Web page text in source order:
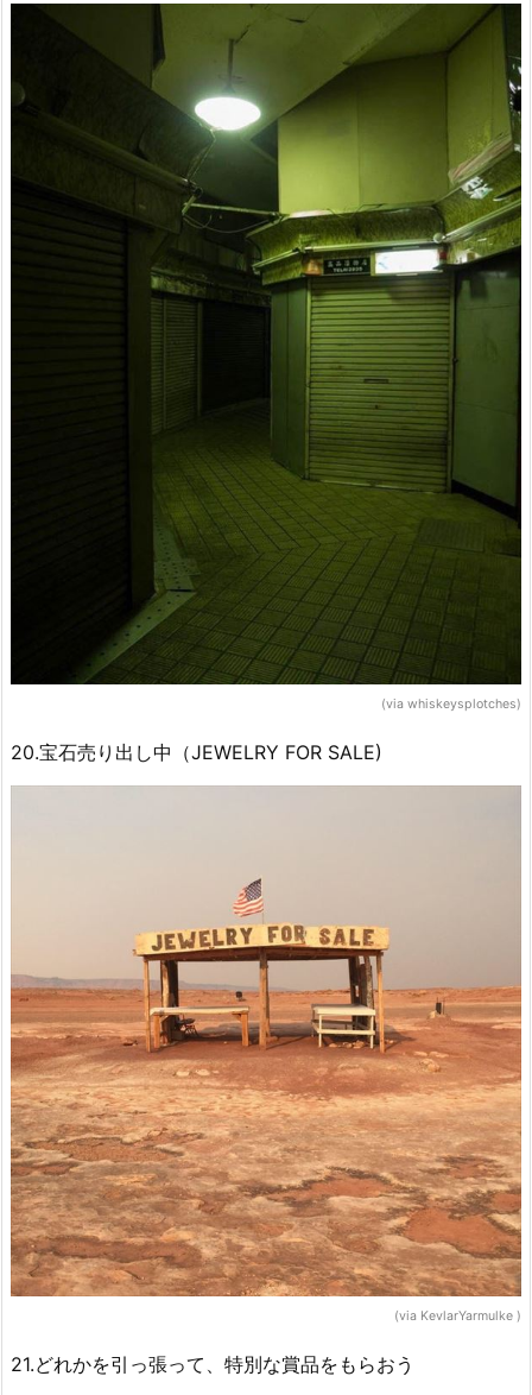
(via whiskeysplotches)
20.宝石売り出し中（JEWELRY FOR SALE)
(via KevlarYarmulke )
21.どれかを引っ張って、特別な賞品をもらおう